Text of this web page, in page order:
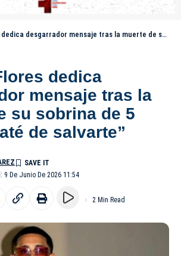
mensaje tras la muerte de su sobrina de 5 años: “Traté de salvarte”
dedica
mensaje tras la
su sobrina de 5
de salvarte”
9 De Junio De 2026 11:54
2 Min Read